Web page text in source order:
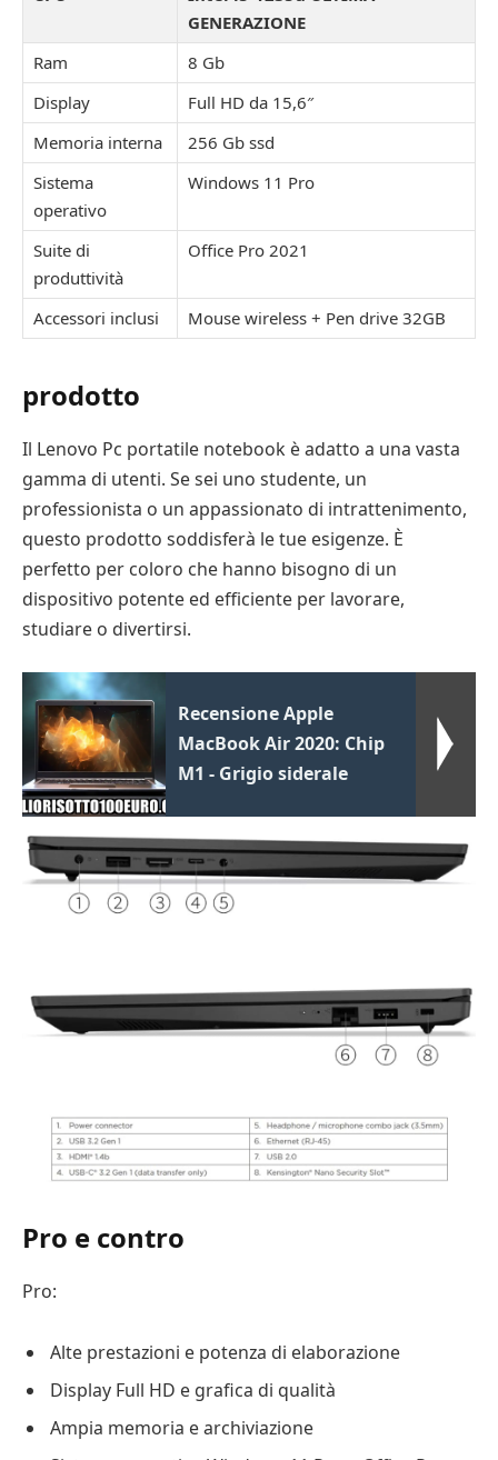
GENERAZIONE
Ram
8 Gb
Display
Full HD da 15,6″
Memoria interna
256 Gb ssd
Sistema
operativo
Windows 11 Pro
Suite di
produttività
Office Pro 2021
Accessori inclusi Mouse wireless + Pen drive 32GB
prodotto
Il Lenovo Pc portatile notebook è adatto a una vasta
gamma di utenti. Se sei uno studente, un
professionista o un appassionato di intrattenimento,
questo prodotto soddisferà le tue esigenze. È
perfetto per coloro che hanno bisogno di un
dispositivo potente ed efficiente per lavorare,
studiare o divertirsi.
Recensione Apple
MacBook Air 2020: Chip
M1 - Grigio siderale
Pro e contro
Pro:
Alte prestazioni e potenza di elaborazione
Display Full HD e grafica di qualità
Ampia memoria e archiviazione